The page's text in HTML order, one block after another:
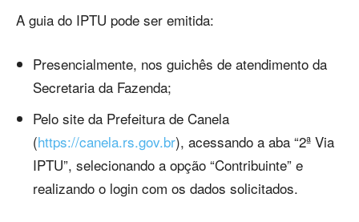
A guia do IPTU pode ser emitida:
Presencialmente, nos guichês de atendimento da
Secretaria da Fazenda;
Pelo site da Prefeitura de Canela
(https://canela.rs.gov.br), acessando a aba “2ª Via
IPTU”, selecionando a opção “Contribuinte” e
realizando o login com os dados solicitados.